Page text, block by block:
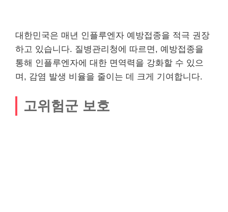
대한민국은 매년 인플루엔자 예방접종을 적극 권장
하고 있습니다. 질병관리청에 따르면, 예방접종을
통해 인플루엔자에 대한 면역력을 강화할 수 있으
며, 감염 발생 비율을 줄이는 데 크게 기여합니다.
고위험군 보호